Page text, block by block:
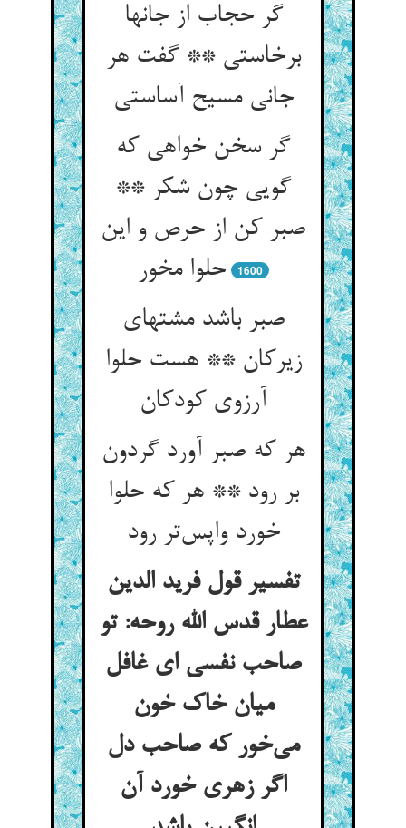
گر حجاب از جانها
برخاستی ** گفت هر
جانی مسیح آساستی‌‌
گر سخن خواهی که
گویی چون شکر **
صبر کن از حرص و این
حلوا مخور
1600
صبر باشد مشتهای
زیرکان ** هست حلوا
هر که صبر آورد گردون
بر رود ** هر که حلوا
خورد واپس‌‌تر رود
تفسیر قول فرید الدین
عطار قدس الله روحه: تو
صاحب نفسی ای غافل
میان خاک خون
می‌‌خور که صاحب دل
اگر زهری خورد آن